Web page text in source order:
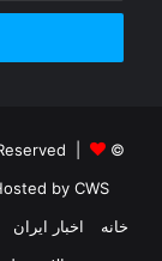
خود
وارد
© Copyright 2026, Channel One HD, All Rights Reserved |
by CWS
خانه
اخبار ایران